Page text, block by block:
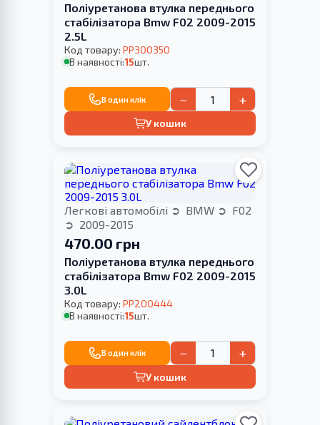
Поліуретанова втулка переднього
стабілізатора Bmw F02 2009-2015
2.5L
Код товару: PP300350
В наявності:15шт.
В один клік − +
У кошик
Легкові автомобілі BMW
F02
2009-2015
470.00 грн
Поліуретанова втулка переднього
стабілізатора Bmw F02 2009-2015
3.0L
Код товару: PP200444
В наявності:15шт.
В один клік − +
У кошик